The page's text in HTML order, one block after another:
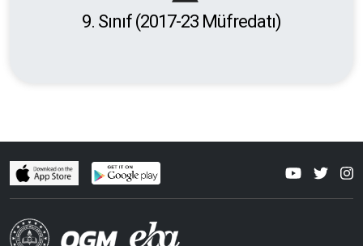
9. Sınıf (2017-23 Müfredatı)